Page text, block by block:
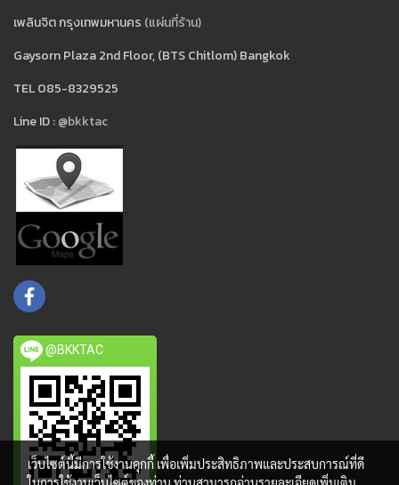
เพลินจิต กรุงเทพมหานคร (แผ่นที่ร้าน)
Gaysorn Plaza 2nd Floor, (BTS Chitlom) Bangkok
TEL 085-8329525
Line ID :@bkktac
@BKKTAC
เว็บไซต์นี้มีการใช้งานคุกกี้ เพื่อเพิ่มประสิทธิภาพและประสบการณ์ที่ดี